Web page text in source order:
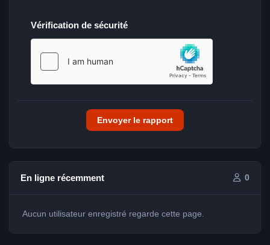
Vérification de sécurité
Envoyer le rapport
En ligne récemment 0
Aucun utilisateur enregistré regarde cette page.